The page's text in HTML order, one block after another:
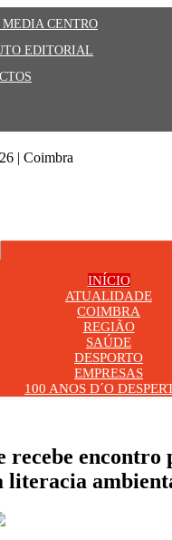
MEDIA CENTRO
EDITORIAL
| Coimbra
INÍCIO
ATUALIDADE
COIMBRA
REGIÃO
SAÚDE
DESPORTO
EMPRESAS
100 ANOS D´O
recebe encontro
literacia